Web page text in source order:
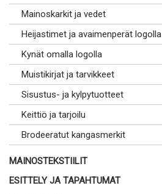
Mainoskarkit ja vedet
Heijastimet ja avaimenperät logolla
Kynät omalla logolla
Muistikirjat ja tarvikkeet
Sisustus- ja kylpytuotteet
Keittiö ja tarjoilu
Brodeeratut kangasmerkit
MAINOSTEKSTIILIT
ESITTELY JA TAPAHTUMAT